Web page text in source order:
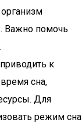
Важно помочь
к
сна,
Для
режим сна